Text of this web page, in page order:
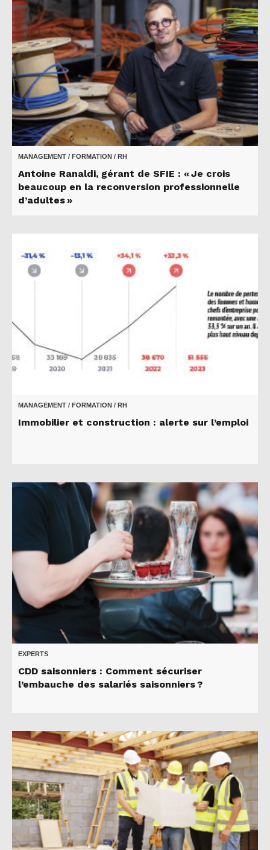
MANAGEMENT / FORMATION / RH
Antoine Ranaldi, gérant de SFIE : « Je crois
beaucoup en la reconversion professionnelle
d’adultes »
MANAGEMENT / FORMATION / RH
Immobilier et construction : alerte sur l’emploi
EXPERTS
CDD saisonniers : Comment sécuriser
l’embauche des salariés saisonniers ?